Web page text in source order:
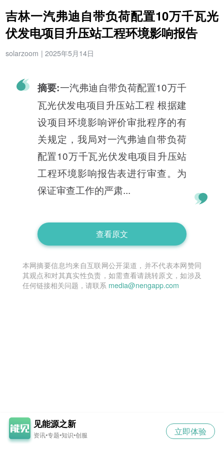
吉林一汽弗迪自带负荷配置10万千瓦光
伏发电项目升压站工程环境影响报告
solarzoom | 2025年5月14日
摘要:一汽弗迪自带负荷配置10万千
瓦光伏发电项目升压站工程 根据建
设项目环境影响评价审批程序的有
关规定，我局对一汽弗迪自带负荷
配置10万千瓦光伏发电项目升压站
工程环境影响报告表进行审查。为
保证审查工作的严肃...
查看原文
本网摘要信息均来自互联网公开渠道，并不代表本网赞同
其观点和对其真实性负责，如需查看请跳转原文，如涉及
任何链接相关问题，请联系 media@nengapp.com
见能源之新
资讯•专题•知识•创服 立即体验